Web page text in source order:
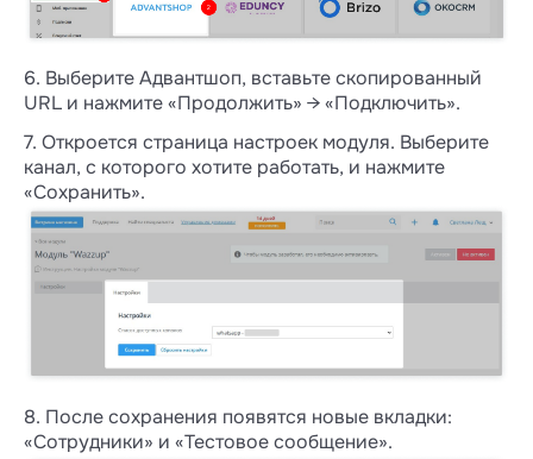
6. Выберите Адвантшоп, вставьте скопированный
URL и нажмите «Продолжить» → «Подключить».
7. Откроется страница настроек модуля. Выберите
канал, с которого хотите работать, и нажмите
«Сохранить».
8. После сохранения появятся новые вкладки:
«Сотрудники» и «Тестовое сообщение».